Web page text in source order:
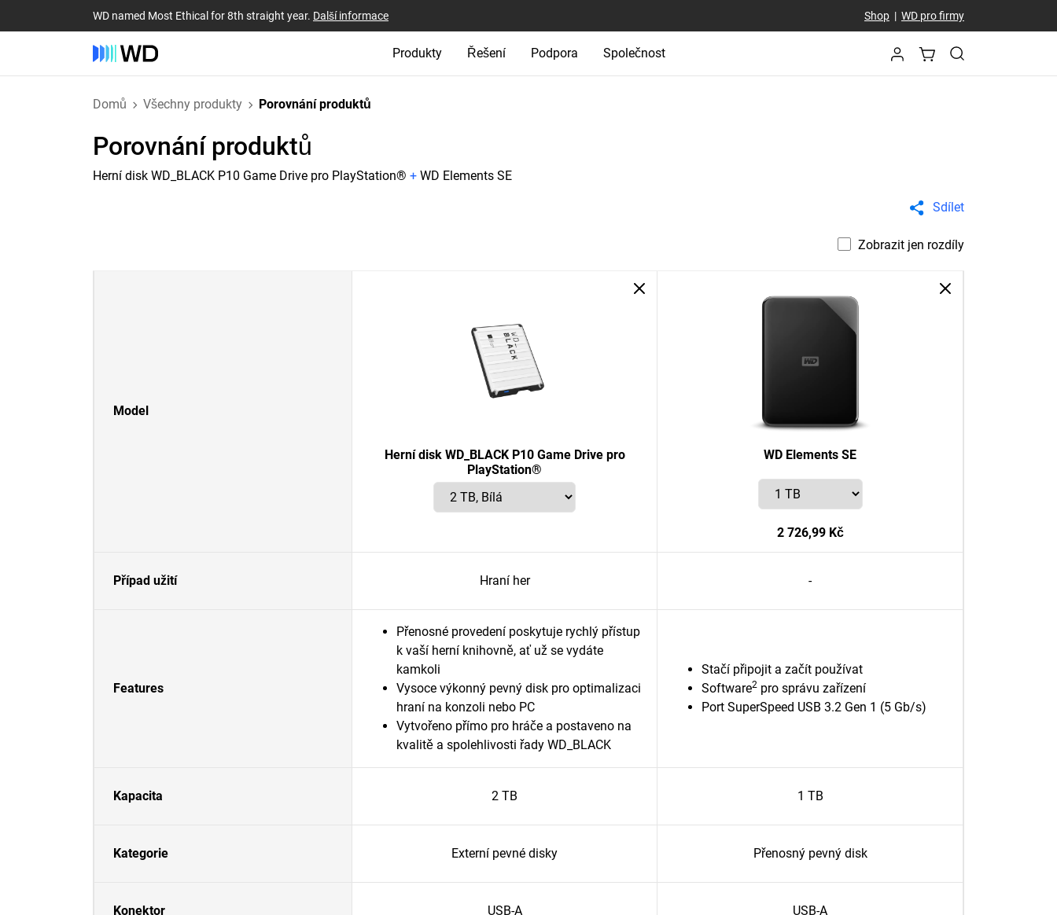
WD named Most Ethical for 8th straight year. Další informace Shop| WD pro firmy
Produkty Řešení Podpora Společnost
Domů Všechny produkty Porovnání produktů
Porovnání produktů
Herní disk WD_BLACK P10 Game Drive pro PlayStation® + WD Elements SE
Sdílet
Zobrazit jen rozdíly
Model
Herní disk WD_BLACK P10 Game Drive pro
PlayStation®
WD Elements SE
2 726,99 Kč
Případ užití Hraní her -
Features
Přenosné provedení poskytuje rychlý přístup
k vaší herní knihovně, ať už se vydáte
kamkoli
Vysoce výkonný pevný disk pro optimalizaci
hraní na konzoli nebo PC
Vytvořeno přímo pro hráče a postaveno na
kvalitě a spolehlivosti řady WD_BLACK
Stačí připojit a začít používat
Software2 pro správu zařízení
Port SuperSpeed USB 3.2 Gen 1 (5 Gb/s)
Kapacita 2 TB 1 TB
Kategorie Externí pevné disky Přenosný pevný disk
Konektor USB-A USB-A